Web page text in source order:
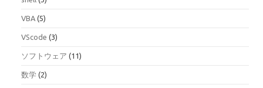
VBA (5)
VScode (3)
ソフトウェア (11)
数学 (2)